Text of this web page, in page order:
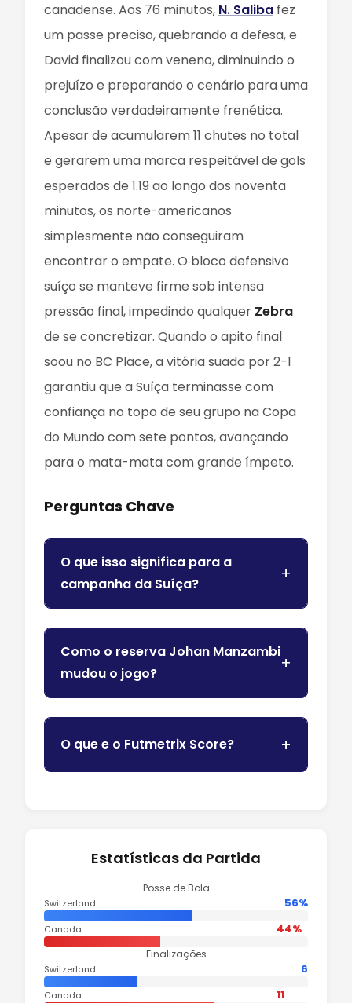
canadense. Aos 76 minutos, N. Saliba fez
um passe preciso, quebrando a defesa, e
David finalizou com veneno, diminuindo o
prejuízo e preparando o cenário para uma
conclusão verdadeiramente frenética.
Apesar de acumularem 11 chutes no total
e gerarem uma marca respeitável de gols
esperados de 1.19 ao longo dos noventa
minutos, os norte-americanos
simplesmente não conseguiram
encontrar o empate. O bloco defensivo
suíço se manteve firme sob intensa
pressão final, impedindo qualquer Zebra
de se concretizar. Quando o apito final
soou no BC Place, a vitória suada por 2-1
garantiu que a Suíça terminasse com
confiança no topo de seu grupo na Copa
do Mundo com sete pontos, avançando
para o mata-mata com grande ímpeto.
Perguntas Chave
O que isso significa para a
campanha da Suíça?
Como o reserva Johan Manzambi
mudou o jogo?
O que e o Futmetrix Score?
Estatísticas da Partida
Posse de Bola
Switzerland 56%
Canada 44%
Finalizações
Switzerland 6
Canada 11